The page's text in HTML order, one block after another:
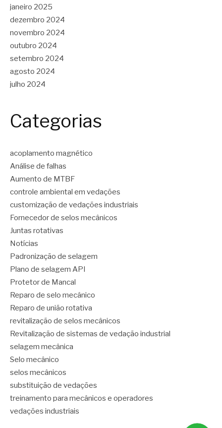
janeiro 2025
dezembro 2024
novembro 2024
outubro 2024
setembro 2024
agosto 2024
julho 2024
Categorias
acoplamento magnético
Análise de falhas
Aumento de MTBF
controle ambiental em vedações
customização de vedações industriais
Fornecedor de selos mecânicos
Juntas rotativas
Notícias
Padronização de selagem
Plano de selagem API
Protetor de Mancal
Reparo de selo mecânico
Reparo de união rotativa
revitalização de selos mecânicos
Revitalização de sistemas de vedação industrial
selagem mecânica
Selo mecânico
selos mecânicos
substituição de vedações
treinamento para mecânicos e operadores
vedações industriais